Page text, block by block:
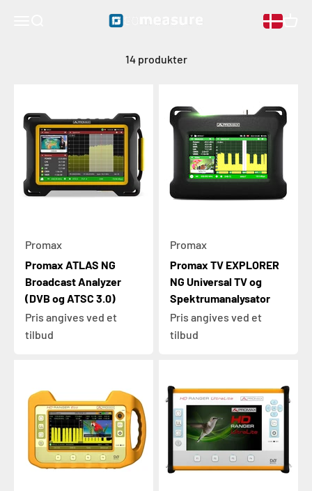
Åben navigationsmenuGOmeasure.dk Åben
Analyseværktøjer
14 produkter
Promax
Promax ATLAS NG
Broadcast Analyzer
(DVB og ATSC 3.0)
Pris angives ved et
tilbud
Promax
Promax TV EXPLORER
NG Universal TV og
Spektrumanalysator
Pris angives ved et
tilbud